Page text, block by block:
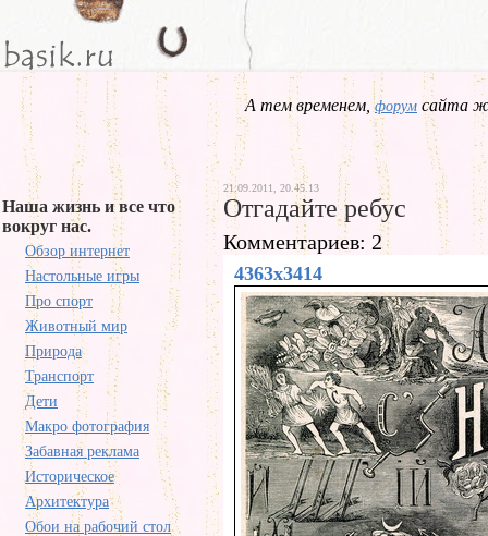
А тем временем,форум сайта
Наша жизнь и все что
вокруг нас.
Обзор интернет
Настольные игры
Про спорт
Животный мир
Природа
Транспорт
Дети
Макро фотография
Забавная реклама
Историческое
Архитектура
Обои на рабочий стол
21.09.2011, 20.45.13
Отгадайте ребус
Комментариев: 2
4363x3414